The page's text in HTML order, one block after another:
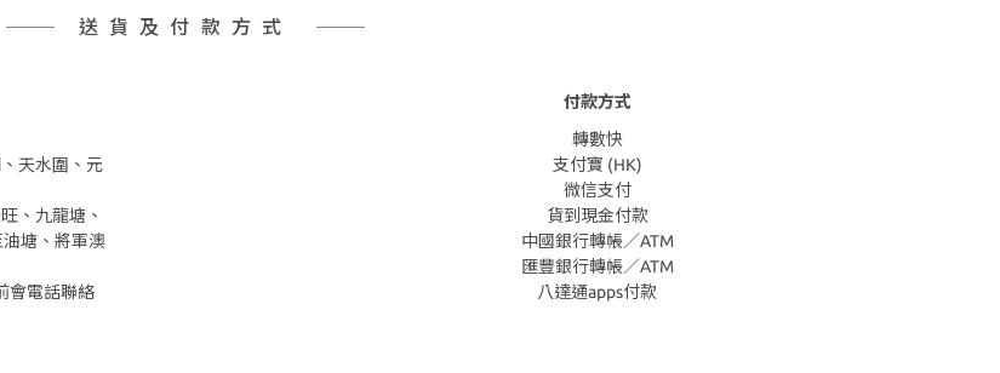
送貨及付款方式
天水圍、元
、九龍塘、
塘、將軍澳
會電話聯絡
付款方式
轉數快
支付寶 (HK)
微信支付
貨到現金付款
中國銀行轉帳／ATM
匯豐銀行轉帳／ATM
八達通apps付款